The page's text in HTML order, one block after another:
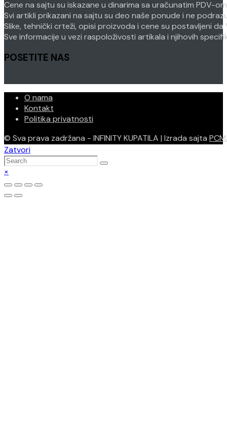
Cene na sajtu su iskazane u dinarima sa uračunatim PDV-
Svi artikli prikazani na sajtu su deo naše ponude i ne
Slike, tehnički crteži, opisi proizvoda i cene su postavljeni
Sve informacije u vezi raspoloživosti artikala i njihovih
POSETITE NAS
O nama
Kontakt
Politika privatnosti
© Sva prava zadržana - INFINITY KUPATILA | Izrada sajta
Zatvori
×